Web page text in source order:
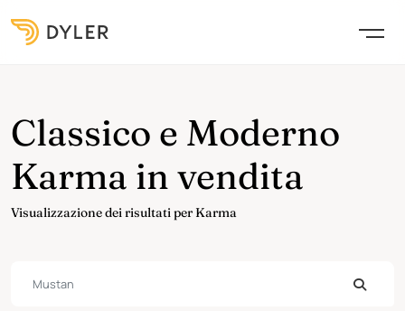
Classico e Moderno
Karma in vendita
Visualizzazione dei risultati per Karma